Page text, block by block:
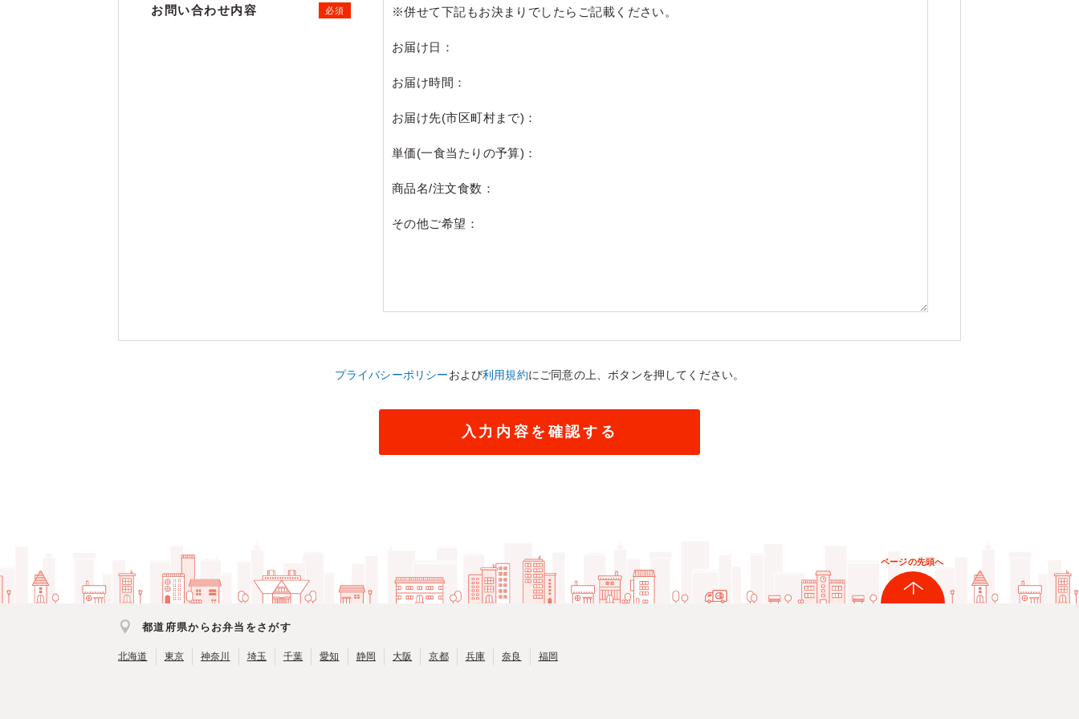
お問い合わせ内容 必須
プライバシーポリシーおよび利用規約にご同意の上、ボタンを押してください。
ページの先頭へ
都道府県からお弁当をさがす
北海道 東京 神奈川 埼玉 千葉 愛知 静岡 大阪 京都 兵庫 奈良 福岡